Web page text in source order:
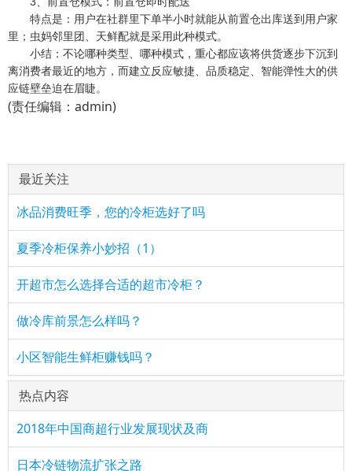
特点是：用户在社群里下单半小时就能从前置仓出库送到用户家
里；虫妈邻里团、天鲜配就是采用此种模式。
小结：不论哪种类型、哪种模式，重心都应该将供货逐步下沉到
离消费者最近的地方，而建立反应敏捷、品质稳定、智能弹性大的供
应链壁垒迫在眉睫。
(责任编辑：admin)
最近关注
冰品消费旺季，您的冷柜选好了吗
夏季冷柜保养小妙招（1）
开超市怎么选择合适的超市冷柜？
做冷库前景怎么样吗？
小区智能生鲜柜赚钱吗？
热点内容
2018年中国商超行业发展现状及商
日本冷链物流扩张之路